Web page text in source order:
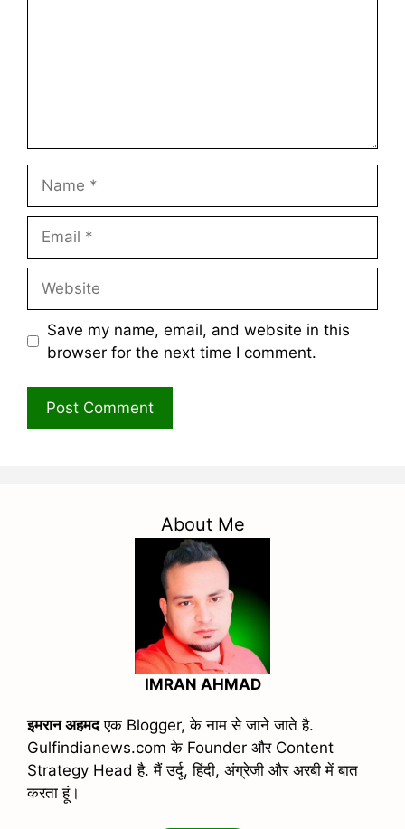
Save my name, email, and website in this
browser for the next time I comment.
About Me
IMRAN AHMAD
इमरान अहमदएक Blogger, के नाम से जाने जाते है.
Gulfindianews.com के Founder और Content
Strategy Head है. मैं उर्दू, हिंदी, अंग्रेजी और अरबी में बात
करता हूं।